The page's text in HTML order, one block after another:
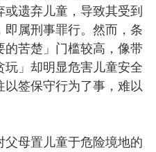
遗弃儿童，导致其受到
属刑事罪行。然而，条
苦楚」门槛较高，像带
」却明显危害儿童安全
以签保守行为了事，难以
母置儿童于危险境地的